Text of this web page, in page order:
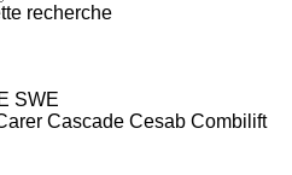
recherche
SWE
Cascade Cesab Combilift